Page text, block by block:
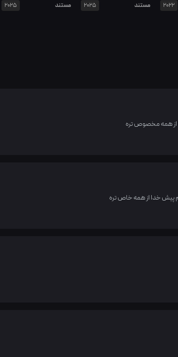
2022 مستند 2025 مستند 2025
از همه مخصوص تره
پیش خدا از همه خاص تره